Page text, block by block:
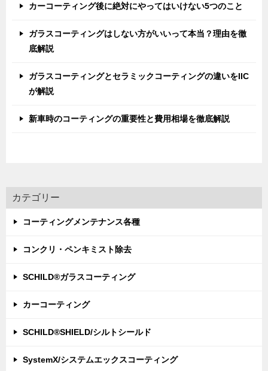
カーコーティング後に絶対にやってはいけない5つのこと
ガラスコーティングはしない方がいいって本当？理由を徹
底解説
ガラスコーティングとセラミックコーティングの違いをIIC
が解説
新車時のコーティングの重要性と費用相場を徹底解説
カテゴリー
コーティングメンテナンス各種
コンクリ・ペンキミスト除去
SCHILD®ガラスコーティング
カーコーティング
SCHILD®SHIELD/シルトシールド
SystemX/システムエックスコーティング